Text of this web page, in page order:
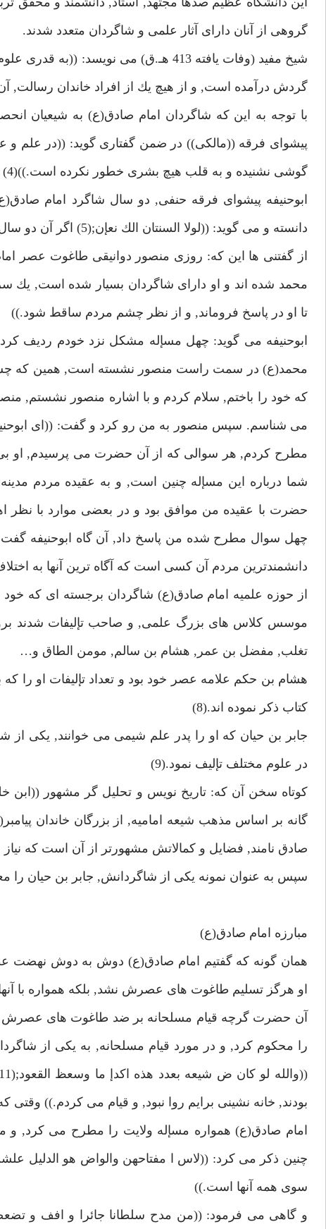
گروهى از آنان داراى آثار علمى و شاگردان متعدد شدند.
شيخ مفيد (وفات يافته 413 هـ.ق) مى
گردش درآمده است, و از هيچ يك از افراد خاندان رسالت,
با توجه به اين كه شاگردان امام صادق(ع) به شيعيان
پيشواى فرقه ((مالكى)) در ضمن گفتارى گويد: ((در علم و
گوشى نشنيده و به قلب هيچ بشرى خطور نكرده است.))(4)
ابوحنيفه پيشواى فرقه حنفى, دو سال شاگرد امام
دانسته و مى گويد: ((لولا السنتان الك نعإن;(5) اگر آن دو سال نبود, نعمان(6) هلاك مى شد.))
از گفتنى ها اين كه: روزى منصور دوانيقى طاغوت عصر
محمد شده اند و او داراى شاگردان بسيار شده است, يك
تا او در پاسخ فروماند, و از نظر چشم مردم ساقط شود.))
ابوحنيفه مى گويد: چهل مسإله مشكل نزد خودم رديف
محمد(ع) در سمت راست منصور نشسته است, همين كه
كه خود را باختم, سلام كردم و با اشاره منصور نشستم,
مى شناسم. سپس منصور به من رو كرد و گفت: ((اى
مطرح كردم, هر سوالى كه از آن حضرت مى پرسيدم, او بى
شما درباره اين مسإله چنين است, و به عقيده مردم
حضرت با عقيده من موافق بود و در بعضى موارد با نظر
دانشمندترين مردم آن كسى است كه آگاه ترين آنها به
از حوزه علميه امام صادق(ع) شاگردان برجسته اى كه خود
موسس كلاس هاى بزرگ علمى, و صاحب تإليفات شدند بروز
تغلب, مفضل بن عمر, هشام بن سالم, مومن الطاق و…
كتاب ذكر نموده اند.(8)
جابر بن حيان كه او را پدر علم شيمى مى خوانند, يكى از
در علوم مختلف تإليف نمود.(9)
كوتاه سخن آن كه: تاريخ نويس و تحليل گر مشهور ((ابن
گانه بر اساس مذهب شيعه اماميه, از بزرگان خاندان
صادق نامند, فضايل و كمالاتش مشهورتر از آن است كه نياز
سپس به عنوان نمونه يكى از شاگردانش, جابر بن حيان را
مبارزه امام صادق(ع)
همان گونه كه گفتيم امام صادق(ع) دوش به دوش نهضت
او هرگز تسليم طاغوت هاى عصرش نشد, بلكه همواره با
آن حضرت گرچه قيام مسلحانه بر ضد طاغوت هاى عصرش
را محكوم كرد, و در مورد قيام مسلحانه, به يكى از
بودند, خانه نشينى برايم روا نبود, و قيام مى كردم.)) وقتى
امام صادق(ع) همواره مسإله ولايت را مطرح مى كرد, و
سوى همه آنها است.))